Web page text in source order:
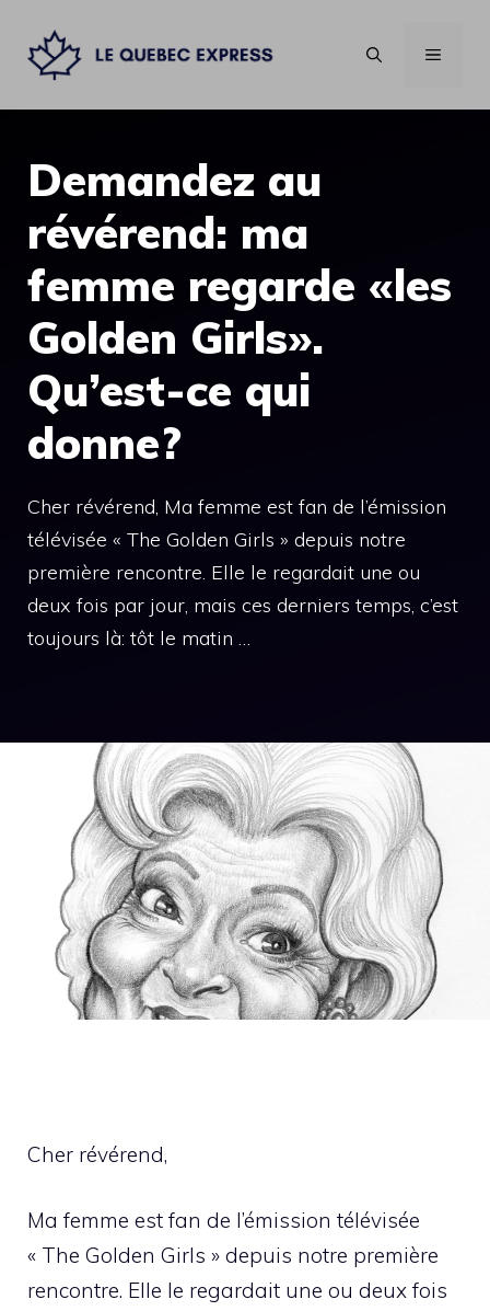
contenu
MENU
Demandez au
révérend: ma
femme regarde «les
Golden Girls».
Qu’est-ce qui
donne?
Cher révérend, Ma femme est fan de l’émission
télévisée « The Golden Girls » depuis notre
première rencontre. Elle le regardait une ou
deux fois par jour, mais ces derniers temps, c’est
toujours là: tôt le matin …
Cher révérend,
Ma femme est fan de l’émission télévisée
« The Golden Girls » depuis notre première
rencontre. Elle le regardait une ou deux fois